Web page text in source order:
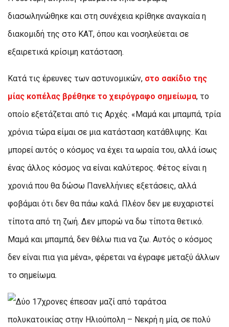
διασωληνώθηκε και στη συνέχεια κρίθηκε αναγκαία η
διακομιδή της στο ΚΑΤ, όπου και νοσηλεύεται σε
εξαιρετικά κρίσιμη κατάσταση.
Κατά τις έρευνες των αστυνομικών, στο σακίδιο της
μίας κοπέλας βρέθηκε το χειρόγραφο σημείωμα, το
οποίο εξετάζεται από τις Αρχές. «Μαμά και μπαμπά, τρία
χρόνια τώρα είμαι σε μια κατάσταση κατάθλιψης. Και
μπορεί αυτός ο κόσμος να έχει τα ωραία του, αλλά ίσως
ένας άλλος κόσμος να είναι καλύτερος. Φέτος είναι η
χρονιά που θα δώσω Πανελλήνιες εξετάσεις, αλλά
φοβάμαι ότι δεν θα πάω καλά. Πλέον δεν με ευχαριστεί
τίποτα από τη ζωή. Δεν μπορώ να δω τίποτα θετικό.
Μαμά και μπαμπά, δεν θέλω πια να ζω. Αυτός ο κόσμος
δεν είναι πια για μένα», φέρεται να έγραφε μεταξύ άλλων
το σημείωμα.